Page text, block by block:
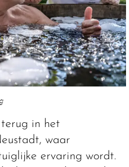
in het
waar
ervaring wordt.